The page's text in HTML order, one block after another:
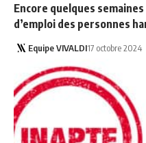
Encore quelques
d’emploi des personnes
Equipe VIVALDI17 octobre 2024